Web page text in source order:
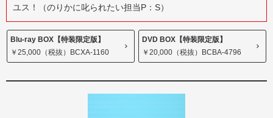
ユス！（のりかに叱られたい担当P：S）
Blu-ray BOX【特装限定版】
￥25,000（税抜）BCXA-1160
DVD BOX【特装限定版】
￥20,000（税抜）BCBA-4796